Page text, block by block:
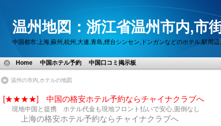
温州地図：浙江省温州市内,市
中国都市:上海,蘇州,杭州,大連,青島,煙台シンセン,ドンガンなどのホテル,駅周
Home 中国ホテル予約 中国口コミ掲示板
温州の市内,ホテルの地図
[★★★★] 中国の格安ホテル予約ならチャイナクラブへ
現地中国と提携 ホテル代金も現地フロント払いで安心,面倒なし
上海の格安ホテル予約ならチャイナクラブへ